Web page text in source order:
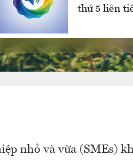
thứ 5 liên
nhỏ và vừa (SMEs)